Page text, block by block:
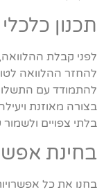
תכנון
לפני קבלת
להחזר ההלוואה
להתמודד עם
בצורה מאוזנת
בלתי צפויים ולשמור
בחינת
בחנו את כל